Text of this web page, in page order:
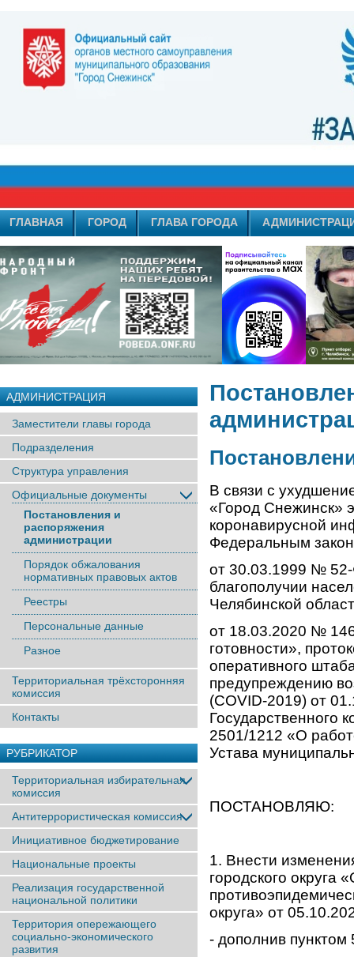
ГЛАВНАЯ ГОРОД ГЛАВА ГОРОДА
АДМИНИСТРАЦИЯ
Заместители главы города
Подразделения
Структура управления
Официальные документы
Постановления и
распоряжения
администрации
Порядок обжалования
нормативных правовых актов
Реестры
Персональные данные
Разное
Территориальная трёхсторонняя
комиссия
Контакты
РУБРИКАТОР
Территориальная избирательная
комиссия
Антитеррористическая комиссия
Инициативное бюджетирование
Национальные проекты
Реализация государственной
национальной политики
Территория опережающего
социально-экономического
развития
В связи с
«Город Снежинск»
коронавирусной
Федеральным
от 30.03.1999 №
благополучии
Челябинской
от 18.03.2020 №
готовности»,
оперативного
предупреждению
(COVID-2019) от
Государственного
2501/1212 «О
Устава
ПОСТАНОВЛЯЮ:
1. Внести
городского округа
округа» от
- дополнив